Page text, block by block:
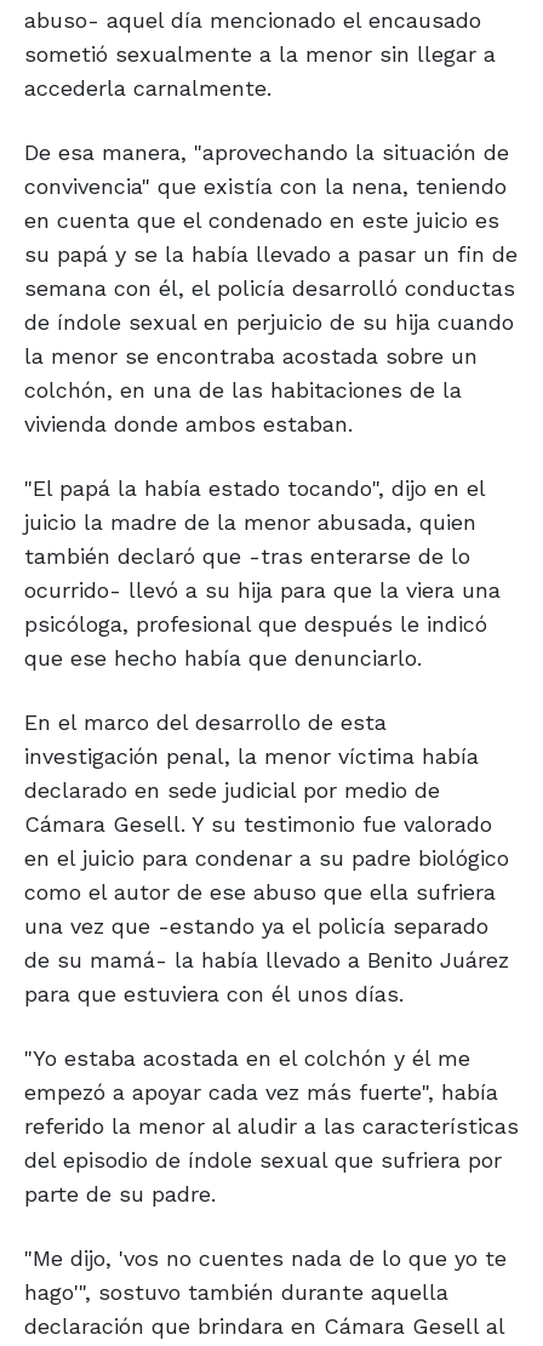
abuso- aquel día mencionado el encausado
sometió sexualmente a la menor sin llegar a
accederla carnalmente.
De esa manera, "aprovechando la situación de
convivencia" que existía con la nena, teniendo
en cuenta que el condenado en este juicio es
su papá y se la había llevado a pasar un fin de
semana con él, el policía desarrolló conductas
de índole sexual en perjuicio de su hija cuando
la menor se encontraba acostada sobre un
colchón, en una de las habitaciones de la
vivienda donde ambos estaban.
"El papá la había estado tocando", dijo en el
juicio la madre de la menor abusada, quien
también declaró que -tras enterarse de lo
ocurrido- llevó a su hija para que la viera una
psicóloga, profesional que después le indicó
que ese hecho había que denunciarlo.
En el marco del desarrollo de esta
investigación penal, la menor víctima había
declarado en sede judicial por medio de
Cámara Gesell. Y su testimonio fue valorado
en el juicio para condenar a su padre biológico
como el autor de ese abuso que ella sufriera
una vez que -estando ya el policía separado
de su mamá- la había llevado a Benito Juárez
para que estuviera con él unos días.
"Yo estaba acostada en el colchón y él me
empezó a apoyar cada vez más fuerte", había
referido la menor al aludir a las características
del episodio de índole sexual que sufriera por
parte de su padre.
"Me dijo, 'vos no cuentes nada de lo que yo te
hago'", sostuvo también durante aquella
declaración que brindara en Cámara Gesell al